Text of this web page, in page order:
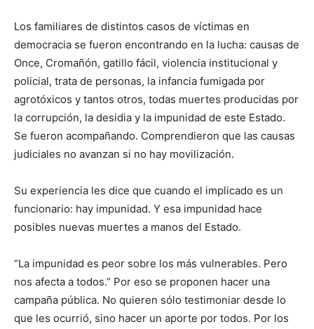
Los familiares de distintos casos de víctimas en
democracia se fueron encontrando en la lucha: causas de
Once, Cromañón, gatillo fácil, violencia institucional y
policial, trata de personas, la infancia fumigada por
agrotóxicos y tantos otros, todas muertes producidas por
la corrupción, la desidia y la impunidad de este Estado.
Se fueron acompañando. Comprendieron que las causas
judiciales no avanzan si no hay movilización.
Su experiencia les dice que cuando el implicado es un
funcionario: hay impunidad. Y esa impunidad hace
posibles nuevas muertes a manos del Estado.
“La impunidad es peor sobre los más vulnerables. Pero
nos afecta a todos.” Por eso se proponen hacer una
campaña pública. No quieren sólo testimoniar desde lo
que les ocurrió, sino hacer un aporte por todos. Por los